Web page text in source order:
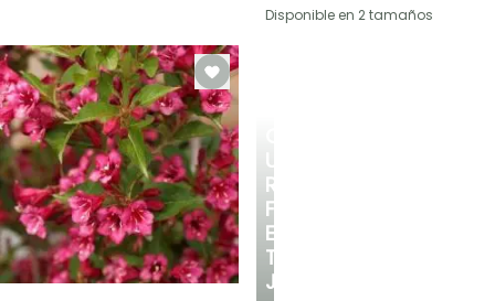
UN
RINCÓN
FRESCO
EN
TU
JARDÍN
Disponible en 2 tamaños